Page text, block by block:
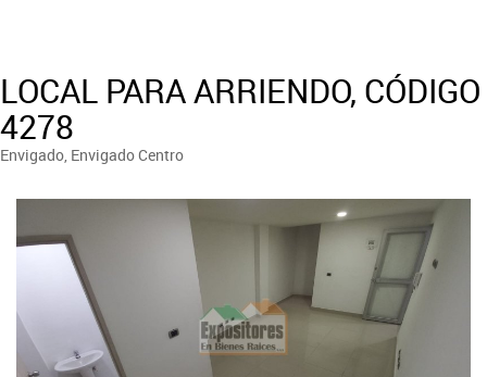
LOCAL PARA ARRIENDO, CÓDIGO
4278
Envigado, Envigado Centro